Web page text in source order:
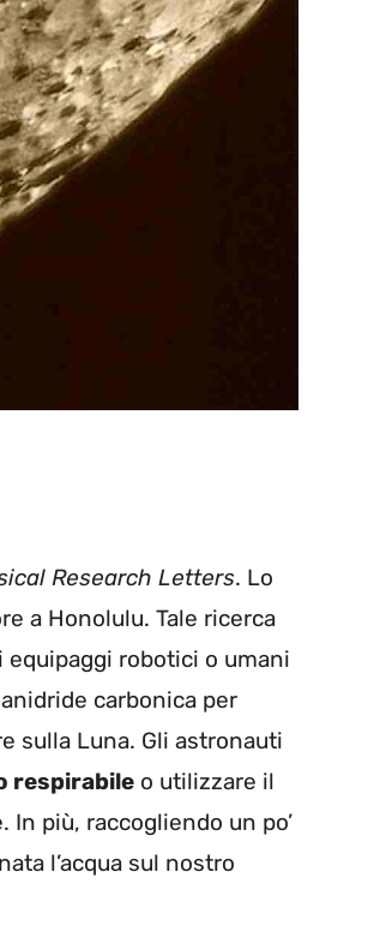
Research Letters. Lo
a Honolulu. Tale ricerca
robotici o umani
carbonica per
sulla Luna. Gli astronauti
respirabile o utilizzare il
più, raccogliendo un po’
l’acqua sul nostro